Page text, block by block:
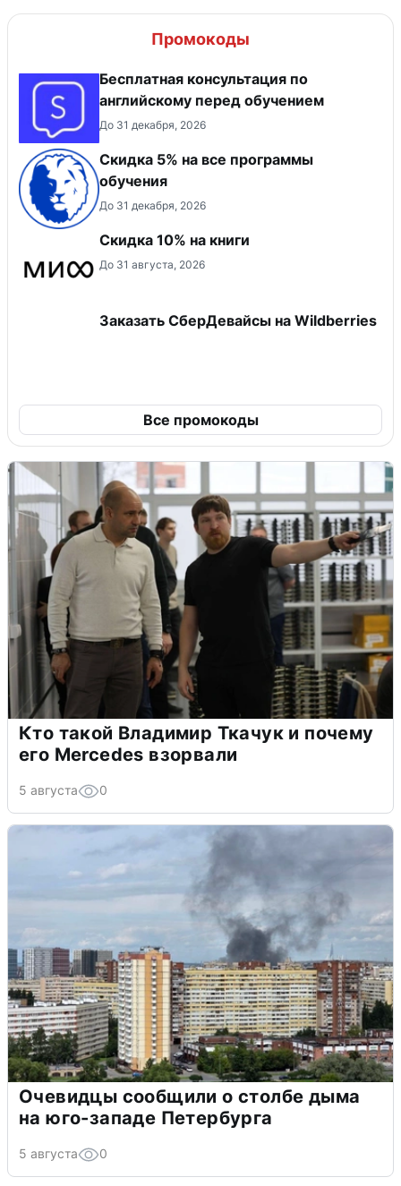
Промокоды
Бесплатная консультация по
английскому перед обучением
До 31 декабря, 2026
Скидка 5% на все программы
обучения
До 31 декабря, 2026
Скидка 10% на книги
До 31 августа, 2026
Заказать СберДевайсы на Wildberries
Все промокоды
Кто такой Владимир Ткачук и почему
его Mercedes взорвали
5 августа 0
Очевидцы сообщили о столбе дыма
на юго-западе Петербурга
5 августа 0